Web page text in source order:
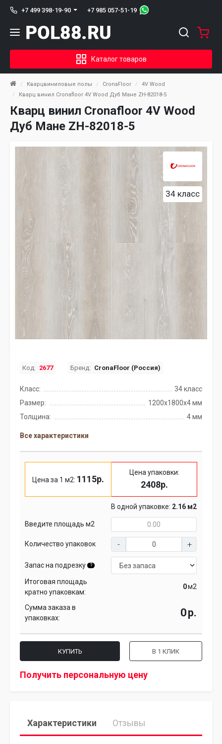
+7 499 398-19-90 +7 985 057-51-19
Каталог товаров
Кварцвиниловые полы CronaFloor
4V Wood
Кварц винил Cronafloor 4V Wood Дуб Мане ZH-82018-5
Кварц винил Cronafloor 4V Wood
Дуб Мане ZH-82018-5
34 класс
Код: 2677 Бренд: CronaFloor (Россия)
Класс:
34 класс
Размер:
1200х1800х4 мм
Толщина:
4 мм
Все характеристики
Цена за 1 м2: 1115р.
Цена упаковки:
2408р.
В одной упаковке: 2.16 м2
Введите площадь м2
Количество упаковок
Запас на подрезку ?
Итоговая площадь
кратно упаковкам:
м2
Сумма заказа в
упаковках:
р.
КУПИТЬ В 1 КЛИК
Получить персональную цену
Характеристики Отзывы